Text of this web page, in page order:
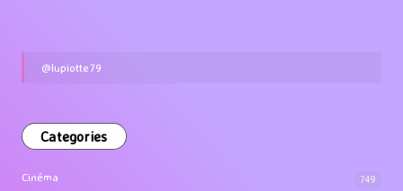
@lupiotte79
Categories
Cinéma 749